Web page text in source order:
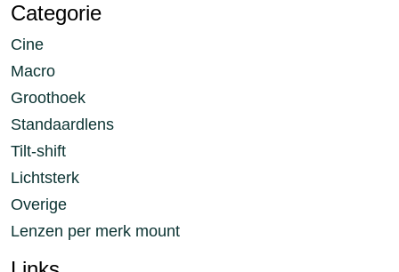
Categorie
Cine
Macro
Groothoek
Standaardlens
Tilt-shift
Lichtsterk
Overige
Lenzen per merk mount